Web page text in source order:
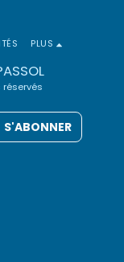
PLUS
S'ABONNER